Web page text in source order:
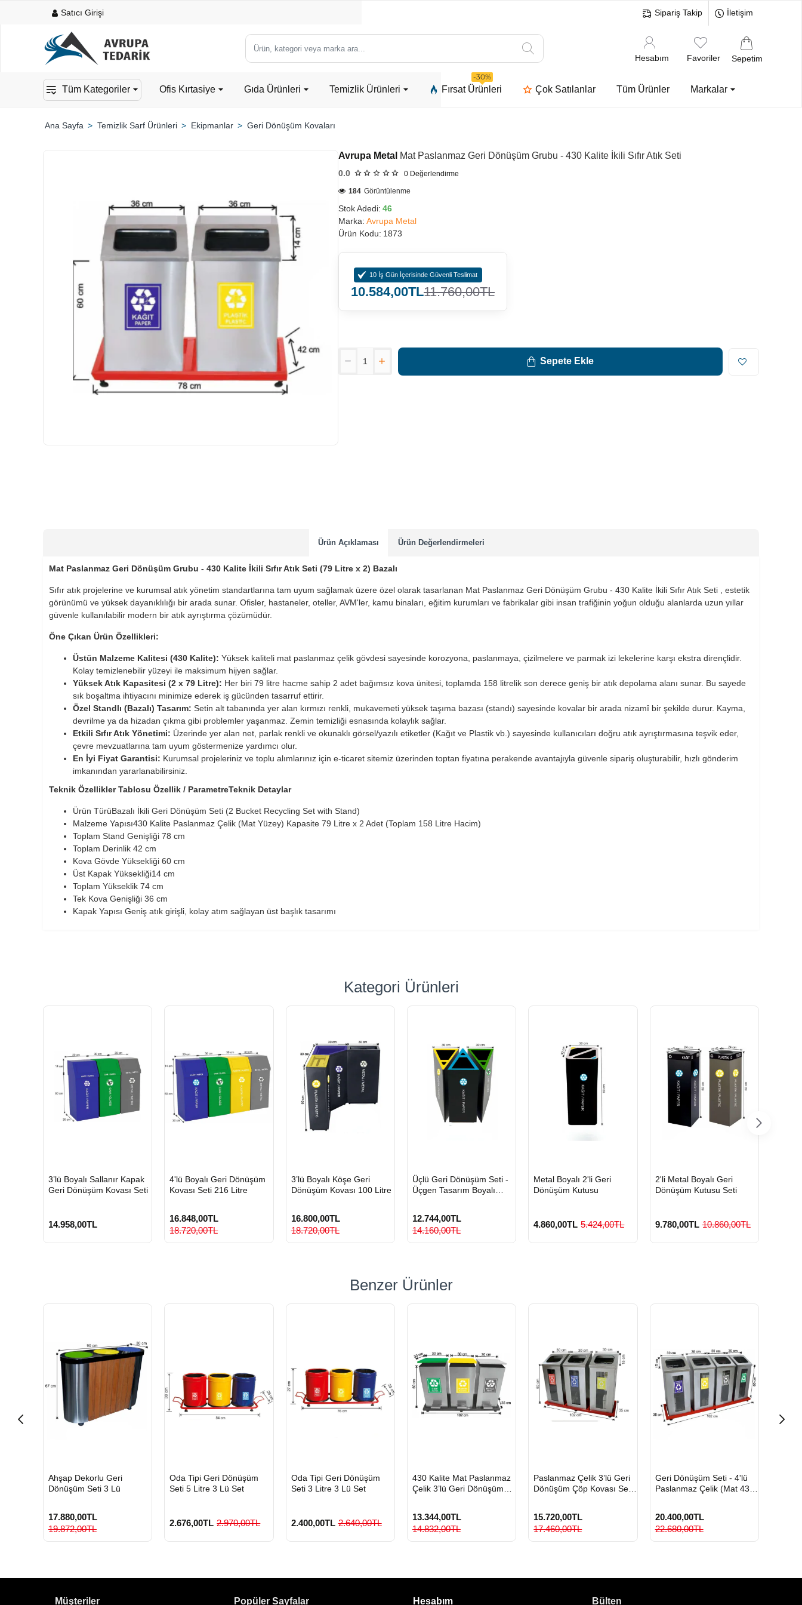
Satıcı Girişi Sipariş Takip İletişim
Ürün,
kategori
marka
Hesabım Favoriler Sepetim
Tüm Kategoriler Ofis Kırtasiye Gıda Ürünleri Temizlik Ürünleri Fırsat Ürünleri
-30%
Çok Satılanlar Tüm Ürünler Markalar
Temizlik Sarf Ürünleri Ekipmanlar Geri Dönüşüm Kovaları
Avrupa Metal Mat Paslanmaz Geri Dönüşüm Grubu - 430 Kalite İkili Sıfır Atık Seti
0.0 0 Değerlendirme
Stok Adedi: 46
Marka: Avrupa Metal
Ürün Kodu: 1873
184 Görüntülenme
10 İş Gün İçerisinde Güvenli Teslimat
10.584,00TL11.760,00TL
Sepete Ekle
Ürün Açıklaması Ürün Değerlendirmeleri
Mat Paslanmaz Geri Dönüşüm Grubu - 430 Kalite İkili Sıfır Atık Seti (79 Litre x 2) Bazalı
Sıfır atık projelerine ve kurumsal atık yönetim standartlarına tam uyum sağlamak üzere özel olarak tasarlanan Mat Paslanmaz Geri Dönüşüm Grubu - 430 Kalite İkili Sıfır Atık Seti , estetik
görünümü ve yüksek dayanıklılığı bir arada sunar. Ofisler, hastaneler, oteller, AVM'ler, kamu binaları, eğitim kurumları ve fabrikalar gibi insan trafiğinin yoğun olduğu alanlarda uzun yıllar
güvenle kullanılabilir modern bir atık ayrıştırma çözümüdür.
Öne Çıkan Ürün Özellikleri:
Üstün Malzeme Kalitesi (430 Kalite): Yüksek kaliteli mat paslanmaz çelik gövdesi sayesinde korozyona, paslanmaya, çizilmelere ve parmak izi lekelerine karşı ekstra dirençlidir.
Kolay temizlenebilir yüzeyi ile maksimum hijyen sağlar.
Yüksek Atık Kapasitesi (2 x 79 Litre): Her biri 79 litre hacme sahip 2 adet bağımsız kova ünitesi, toplamda 158 litrelik son derece geniş bir atık depolama alanı sunar. Bu sayede
sık boşaltma ihtiyacını minimize ederek iş gücünden tasarruf ettirir.
Özel Standlı (Bazalı) Tasarım: Setin alt tabanında yer alan kırmızı renkli, mukavemeti yüksek taşıma bazası (standı) sayesinde kovalar bir arada nizamî bir şekilde durur. Kayma,
devrilme ya da hizadan çıkma gibi problemler yaşanmaz. Zemin temizliği esnasında kolaylık sağlar.
Etkili Sıfır Atık Yönetimi: Üzerinde yer alan net, parlak renkli ve okunaklı görsel/yazılı etiketler (Kağıt ve Plastik vb.) sayesinde kullanıcıları doğru atık ayrıştırmasına teşvik eder,
çevre mevzuatlarına tam uyum göstermenize yardımcı olur.
En İyi Fiyat Garantisi: Kurumsal projeleriniz ve toplu alımlarınız için e-ticaret sitemiz üzerinden toptan fiyatına perakende avantajıyla güvenle sipariş oluşturabilir, hızlı gönderim
imkanından yararlanabilirsiniz.
Teknik Özellikler Tablosu Özellik / ParametreTeknik Detaylar
Ürün TürüBazalı İkili Geri Dönüşüm Seti (2 Bucket Recycling Set with Stand)
Malzeme Yapısı430 Kalite Paslanmaz Çelik (Mat Yüzey) Kapasite 79 Litre x 2 Adet (Toplam 158 Litre Hacim)
Toplam Stand Genişliği 78 cm
Toplam Derinlik 42 cm
Kova Gövde Yüksekliği 60 cm
Üst Kapak Yüksekliği14 cm
Toplam Yükseklik 74 cm
Tek Kova Genişliği 36 cm
Kapak Yapısı Geniş atık girişli, kolay atım sağlayan üst başlık tasarımı
Kategori Ürünleri
HIZLI
GÖNDERİ
3’lü Boyalı Sallanır Kapak
Geri Dönüşüm Kovası Seti
14.958,00TL
HIZLI
GÖNDERİ
4'lü Boyalı Geri Dönüşüm
Kovası Seti 216 Litre
16.848,00TL
18.720,00TL
HIZLI
GÖNDERİ
3’lü Boyalı Köşe Geri
Dönüşüm Kovası 100 Litre
16.800,00TL
18.720,00TL
HIZLI
GÖNDERİ
Üçlü Geri Dönüşüm Seti -
Üçgen Tasarım Boyalı
12.744,00TL
14.160,00TL
HIZLI
GÖNDERİ
Metal Boyalı 2'li Geri
Dönüşüm Kutusu
4.860,00TL 5.424,00TL
HIZLI
GÖNDERİ
2'li Metal Boyalı Geri
Dönüşüm Kutusu Seti
9.780,00TL 10.860,00TL
Benzer Ürünler
GÖNDERİ
Ahşap Dekorlu Geri
Dönüşüm Seti 3 Lü
17.880,00TL
19.872,00TL
GÖNDERİ
Oda Tipi Geri Dönüşüm
Seti 5 Litre 3 Lü Set
2.676,00TL 2.970,00TL
GÖNDERİ
Oda Tipi Geri Dönüşüm
Seti 3 Litre 3 Lü Set
2.400,00TL 2.640,00TL
GÖNDERİ
430 Kalite Mat Paslanmaz
Çelik 3’lü Geri Dönüşüm
13.344,00TL
14.832,00TL
GÖNDERİ
Paslanmaz Çelik 3’lü Geri
Dönüşüm Çöp Kovası Seti
15.720,00TL
17.460,00TL
GÖNDERİ
Geri Dönüşüm Seti - 4'lü
Paslanmaz Çelik (Mat 430
20.400,00TL
22.680,00TL
Müşteriler Popüler Sayfalar Hesabım Bülten